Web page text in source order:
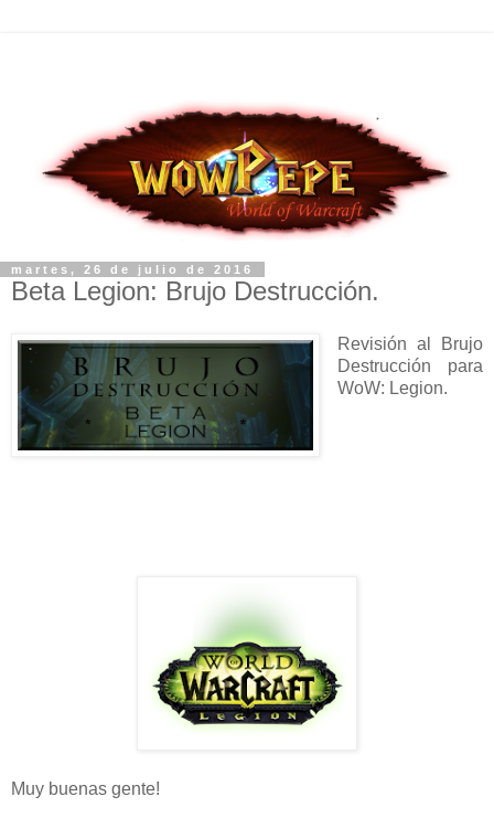
martes, 26 de julio de 2016
Beta Legion: Brujo Destrucción.
Revisión al Brujo
Destrucción para
WoW: Legion.
Muy buenas gente!